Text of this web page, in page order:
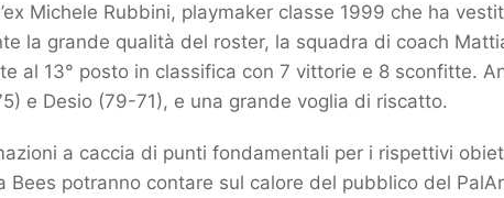
Michele Rubbini, playmaker classe 1999 che ha
la grande qualità del roster, la squadra di coach
al 13° posto in classifica con 7 vittorie e 8 sconfitte.
e Desio (79-71), e una grande voglia di riscatto.
a caccia di punti fondamentali per i rispettivi
Bees potranno contare sul calore del pubblico del